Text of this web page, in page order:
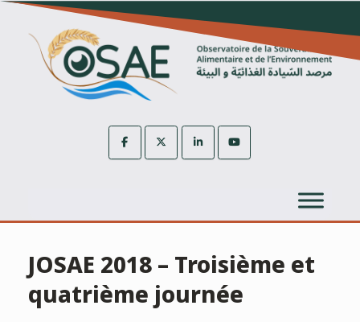
Skip
content
JOSAE 2018 – Troisième et
quatrième journée